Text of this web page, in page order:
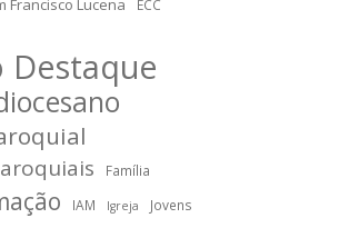
Francisco Lucena ECC
Destaque
Família
IAM Igreja Jovens